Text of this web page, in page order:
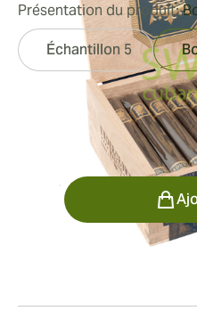
était 206,68 €
Présentation du produit:
Échantillon 5
Quantité